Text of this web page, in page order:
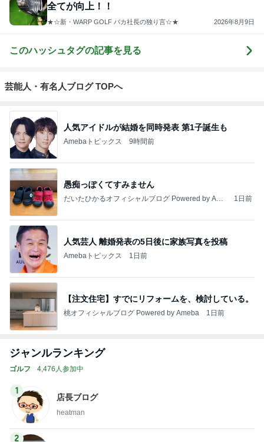
全てが向上！！
★☆新・WARP GOLF バカ社長の独り言☆★ 2026年8月9日
このハッシュタグの記事を見る
芸能人・有名人ブログ TOPへ
人気アイドルが結婚を同時発表 第1子誕生も
Amebaトピックス 9時間前
愚痴っぽくてすみません
だいたひかるオフィシャルブログ Powered by Ame
1日前
人気芸人 離婚発表の5日後に家族写真を投稿
Amebaトピックス 1日前
【注文住宅】すでにリフォームを、検討している。
桃オフィシャルブログ Powered by Ameba 1日前
ジャンルランキング
ゴルフ 4,476人参加中
1
店長ブログ
heatman
2